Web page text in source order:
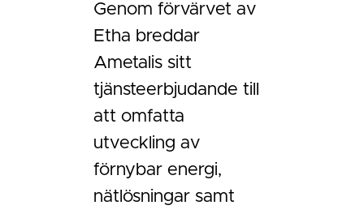
Genom förvärvet av
Etha breddar
Ametalis sitt
tjänsteerbjudande till
att omfatta
utveckling av
förnybar energi,
nätlösningar samt